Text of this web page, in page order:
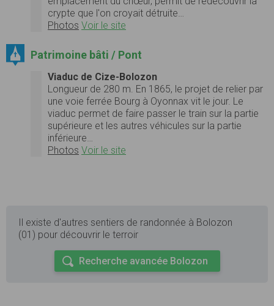
crypte que l'on croyait détruite…
Photos Voir le site
Patrimoine bâti / Pont
Viaduc de Cize-Bolozon
Longueur de 280 m. En 1865, le projet de relier par
une voie ferrée Bourg à Oyonnax vit le jour. Le
viaduc permet de faire passer le train sur la partie
supérieure et les autres véhicules sur la partie
inférieure…
Photos Voir le site
Il existe d'autres sentiers de randonnée à Bolozon
(01) pour découvrir le terroir
Recherche avancée Bolozon